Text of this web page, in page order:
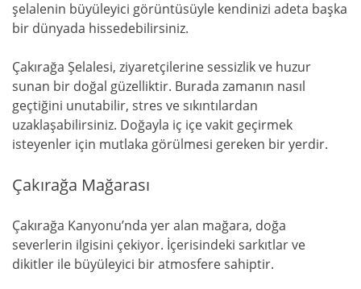
şelalenin büyüleyici görüntüsüyle kendinizi adeta başka
bir dünyada hissedebilirsiniz.
Çakırağa Şelalesi, ziyaretçilerine sessizlik ve huzur
sunan bir doğal güzelliktir. Burada zamanın nasıl
geçtiğini unutabilir, stres ve sıkıntılardan
uzaklaşabilirsiniz. Doğayla iç içe vakit geçirmek
isteyenler için mutlaka görülmesi gereken bir yerdir.
Çakırağa Mağarası
Çakırağa Kanyonu’nda yer alan mağara, doğa
severlerin ilgisini çekiyor. İçerisindeki sarkıtlar ve
dikitler ile büyüleyici bir atmosfere sahiptir.